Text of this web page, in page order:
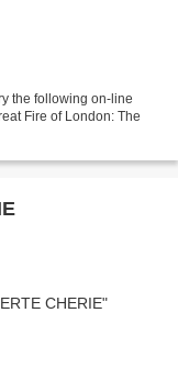
the following on-line
Fire of London: The